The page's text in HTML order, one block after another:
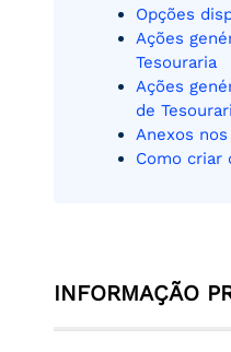
Opções
Ações
Tesouraria
Ações
de
Anexos
Como criar
INFORMAÇÃO